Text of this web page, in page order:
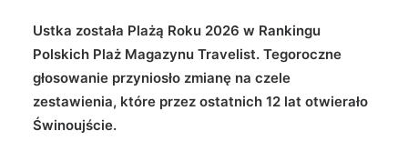
Ustka została Plażą Roku 2026 w Rankingu
Polskich Plaż Magazynu Travelist. Tegoroczne
głosowanie przyniosło zmianę na czele
zestawienia, które przez ostatnich 12 lat otwierało
Świnoujście.